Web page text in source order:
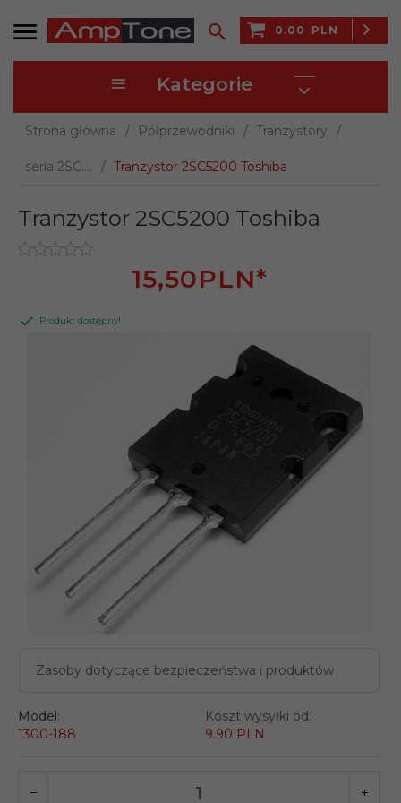
0.00 PLN
Kategorie
Strona główna Półprzewodniki Tranzystory
seria 2SC.... Tranzystor 2SC5200 Toshiba
Zasoby dotyczące bezpieczeństwa i produktów
Tranzystor 2SC5200 Toshiba
15,50PLN*
Produkt dostępny!
Model:
1300-188
Koszt wysyłki od:
9.90 PLN